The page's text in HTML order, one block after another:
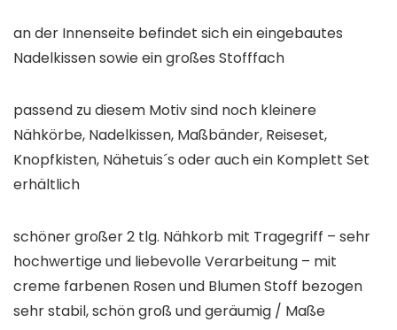
an der Innenseite befindet sich ein eingebautes
Nadelkissen sowie ein großes Stofffach
passend zu diesem Motiv sind noch kleinere
Nähkörbe, Nadelkissen, Maßbänder, Reiseset,
Knopfkisten, Nähetuis´s oder auch ein Komplett Set
erhältlich
schöner großer 2 tlg. Nähkorb mit Tragegriff – sehr
hochwertige und liebevolle Verarbeitung – mit
creme farbenen Rosen und Blumen Stoff bezogen
sehr stabil, schön groß und geräumig / Maße